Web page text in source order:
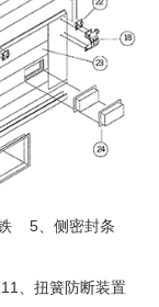
5、侧密封条
、扭簧防断装置